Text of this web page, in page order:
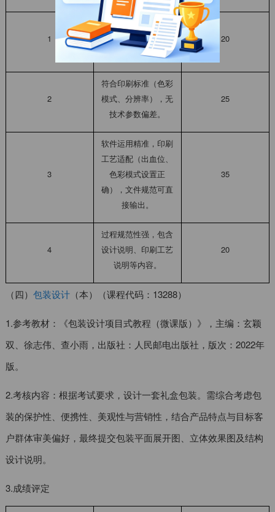
1
符合题目要求且具有
创意，信息传达高
效、无冗余。
20
2
符合印刷标准（色彩
模式、分辨率），无
技术参数偏差。
25
3
软件运用精准，印刷
工艺适配（出血位、
色彩模式设置正
确），文件规范可直
接输出。
35
4
过程规范性强，包含
设计说明、印刷工艺
说明等内容。
20
（四） 包装设计（本）（课程代码：13288）
1.参考教材：《包装设计项目式教程（微课版）》，主编：玄颖
双、徐志伟、查小雨，出版社：人民邮电出版社，版次：2022年
版。
2.考核内容：根据考试要求，设计一套礼盒包装。需综合考虑包
装的保护性、便携性、美观性与营销性，结合产品特点与目标客
户群体审美偏好，最终提交包装平面展开图、立体效果图及结构
设计说明。
3.成绩评定